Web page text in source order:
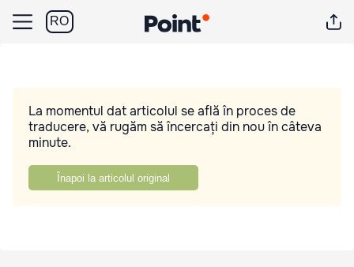
RO
La momentul dat articolul se află în proces de
traducere, vă rugăm să încercați din nou în câteva
minute.
Înapoi la articolul original